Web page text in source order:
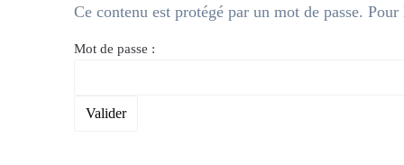
Ce contenu est protégé par un mot de passe.
Mot de passe :